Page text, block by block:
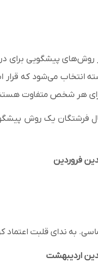
روش‌های پیشگویی برای
انتخاب می‌شود که
هر شخص متفاوت
فرشتگان یک روش
به ندای قلبت اعتماد